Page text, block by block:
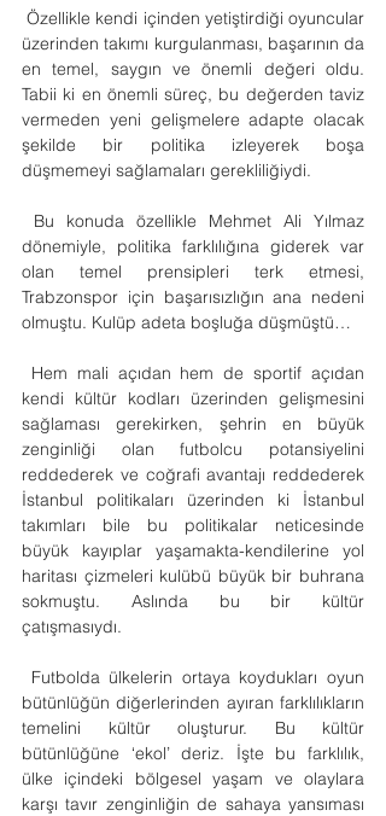
Özellikle kendi içinden yetiştirdiği oyuncular
üzerinden takımı kurgulanması, başarının da
en temel, saygın ve önemli değeri oldu.
Tabii ki en önemli süreç, bu değerden taviz
vermeden yeni gelişmelere adapte olacak
şekilde bir politika izleyerek boşa
düşmemeyi sağlamaları gerekliliğiydi.
Bu konuda özellikle Mehmet Ali Yılmaz
dönemiyle, politika farklılığına giderek var
olan temel prensipleri terk etmesi,
Trabzonspor için başarısızlığın ana nedeni
olmuştu. Kulüp adeta boşluğa düşmüştü…
Hem mali açıdan hem de sportif açıdan
kendi kültür kodları üzerinden gelişmesini
sağlaması gerekirken, şehrin en büyük
zenginliği olan futbolcu potansiyelini
reddederek ve coğrafi avantajı reddederek
İstanbul politikaları üzerinden ki İstanbul
takımları bile bu politikalar neticesinde
büyük kayıplar yaşamakta-kendilerine yol
haritası çizmeleri kulübü büyük bir buhrana
sokmuştu. Aslında bu bir kültür
çatışmasıydı.
Futbolda ülkelerin ortaya koydukları oyun
bütünlüğün diğerlerinden ayıran farklılıkların
temelini kültür oluşturur. Bu kültür
bütünlüğüne ‘ekol’ deriz. İşte bu farklılık,
ülke içindeki bölgesel yaşam ve olaylara
karşı tavır zenginliğin de sahaya yansıması